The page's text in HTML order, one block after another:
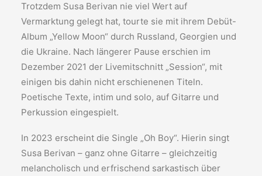
Trotzdem Susa Berivan nie viel Wert auf
Vermarktung gelegt hat, tourte sie mit ihrem Debüt-
Album „Yellow Moon“ durch Russland, Georgien und
die Ukraine. Nach längerer Pause erschien im
Dezember 2021 der Livemitschnitt „Session“, mit
einigen bis dahin nicht erschienenen Titeln.
Poetische Texte, intim und solo, auf Gitarre und
Perkussion eingespielt.
In 2023 erscheint die Single „Oh Boy“. Hierin singt
Susa Berivan – ganz ohne Gitarre – gleichzeitig
melancholisch und erfrischend sarkastisch über